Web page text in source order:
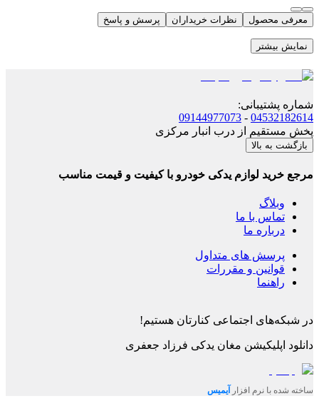
معرفی محصول نظرات خریداران پرسش و پاسخ
نمایش بیشتر
شماره پشتیبانی:
04532182614
-
09144977073
پخش مستقیم از درب انبار مرکزی
بازگشت به بالا
مرجع خرید لوازم یدکی خودرو با کیفیت و قیمت مناسب
وبلاگ
تماس با ما
درباره ما
پرسش های متداول
قوانین و مقررات
راهنما
در شبکه‌های اجتماعی کنارتان هستیم!
دانلود اپلیکیشن مغان یدکی فرزاد جعفری
ساخته شده با نرم افزار آیمیس